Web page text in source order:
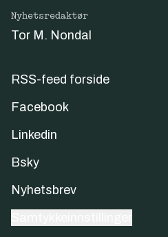
Nyhetsredaktør
Tor M. Nondal
RSS-feed forside
Facebook
Linkedin
Bsky
Nyhetsbrev